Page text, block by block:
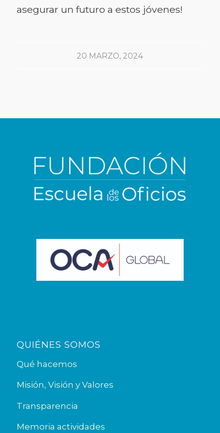
asegurar un futuro a estos jóvenes!
20 MARZO, 2024
QUIÉNES SOMOS
Qué hacemos
Misión, Visión y Valores
Transparencia
Memoria actividades